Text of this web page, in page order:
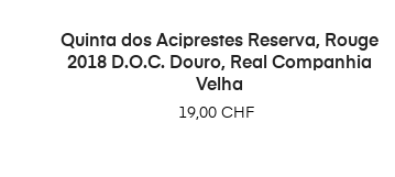
Quinta dos Aciprestes Reserva, Rouge
2018 D.O.C. Douro, Real Companhia
Velha
Prix
19,00 CHF